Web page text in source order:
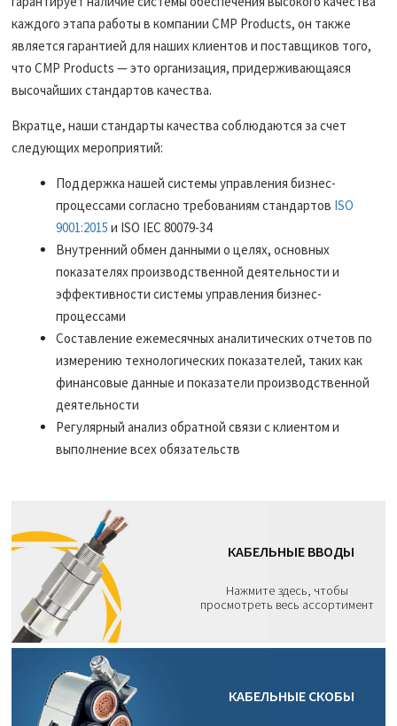
каждого этапа работы в компании CMP Products, он также
является гарантией для наших клиентов и поставщиков того,
что CMP Products — это организация, придерживающаяся
высочайших стандартов качества.
Вкратце, наши стандарты качества соблюдаются за счет
следующих мероприятий:
Поддержка нашей системы управления бизнес-
процессами согласно требованиям стандартов ISO
9001:2015 и ISO IEC 80079-34
Внутренний обмен данными о целях, основных
показателях производственной деятельности и
эффективности системы управления бизнес-
процессами
Составление ежемесячных аналитических отчетов по
измерению технологических показателей, таких как
финансовые данные и показатели производственной
деятельности
Регулярный анализ обратной связи с клиентом и
выполнение всех обязательств
КАБЕЛЬНЫЕ ВВОДЫ
Нажмите здесь, чтобы
просмотреть весь ассортимент
КАБЕЛЬНЫЕ СКОБЫ